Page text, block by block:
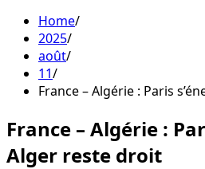
Home
2025
août
11
France – Algérie : Paris
France – Algérie :
Alger reste droit